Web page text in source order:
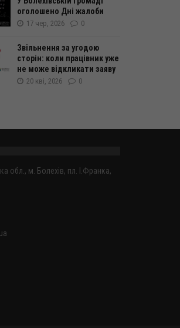
оголошено Дні жалоби
17 чер, 2026 0
Звільнення за угодою
сторін: коли працівник уже
не може відкликати заяву
20 кві, 2026 0
обл., м. Болехів, пл. І.Франка,